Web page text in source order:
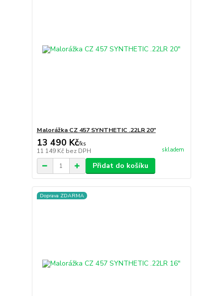
Malorážka CZ 457 SYNTHETIC .22LR 20"
13 490 Kč/ks
11 149 Kč bez DPH skladem
Přidat do košíku
Doprava ZDARMA